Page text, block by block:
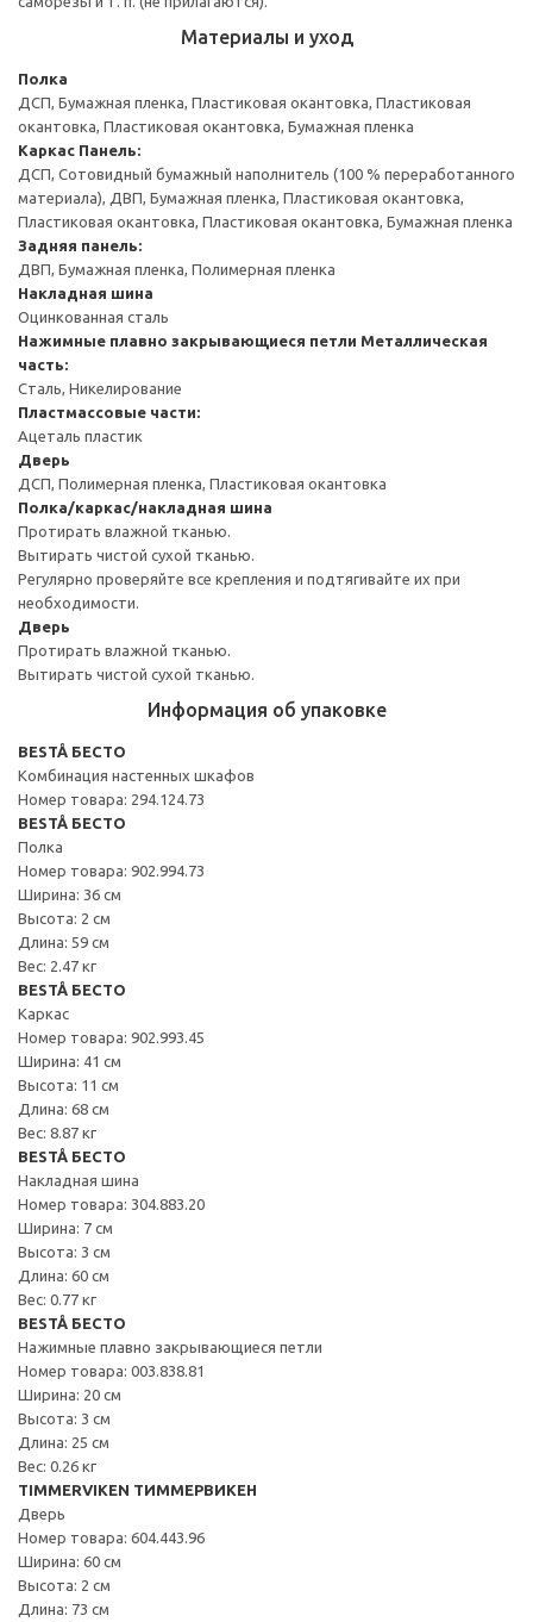
Материалы и уход
Полка
ДСП, Бумажная пленка, Пластиковая окантовка, Пластиковая
окантовка, Пластиковая окантовка, Бумажная пленка
Каркас Панель:
ДСП, Сотовидный бумажный наполнитель (100 % переработанного
материала), ДВП, Бумажная пленка, Пластиковая окантовка,
Пластиковая окантовка, Пластиковая окантовка, Бумажная пленка
Задняя панель:
ДВП, Бумажная пленка, Полимерная пленка
Накладная шина
Оцинкованная сталь
Нажимные плавно закрывающиеся петли Металлическая
часть:
Сталь, Никелирование
Пластмассовые части:
Ацеталь пластик
Дверь
ДСП, Полимерная пленка, Пластиковая окантовка
Полка/каркас/накладная шина
Протирать влажной тканью.
Вытирать чистой сухой тканью.
Регулярно проверяйте все крепления и подтягивайте их при
необходимости.
Дверь
Протирать влажной тканью.
Вытирать чистой сухой тканью.
Информация об упаковке
BESTÅ БЕСТО
Комбинация настенных шкафов
Номер товара: 294.124.73
BESTÅ БЕСТО
Полка
Номер товара: 902.994.73
Ширина: 36 см
Высота: 2 см
Длина: 59 см
Вес: 2.47 кг
BESTÅ БЕСТО
Каркас
Номер товара: 902.993.45
Ширина: 41 см
Высота: 11 см
Длина: 68 см
Вес: 8.87 кг
BESTÅ БЕСТО
Накладная шина
Номер товара: 304.883.20
Ширина: 7 см
Высота: 3 см
Длина: 60 см
Вес: 0.77 кг
BESTÅ БЕСТО
Нажимные плавно закрывающиеся петли
Номер товара: 003.838.81
Ширина: 20 см
Высота: 3 см
Длина: 25 см
Вес: 0.26 кг
TIMMERVIKEN ТИММЕРВИКЕН
Дверь
Номер товара: 604.443.96
Ширина: 60 см
Высота: 2 см
Длина: 73 см